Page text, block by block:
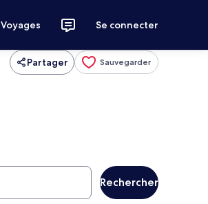
Voyages Se connecter
Partager Sauvegarder
Rechercher